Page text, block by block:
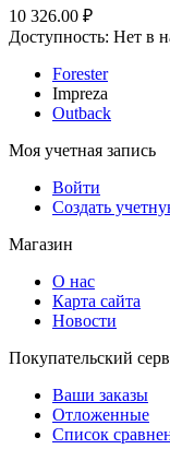
10 326.00 ₽
Доступность: Нет в
Forester
Impreza
Outback
Моя учетная запись
Войти
Создать
Магазин
О нас
Карта сайта
Новости
Покупательский
Ваши заказы
Отложенные
Список